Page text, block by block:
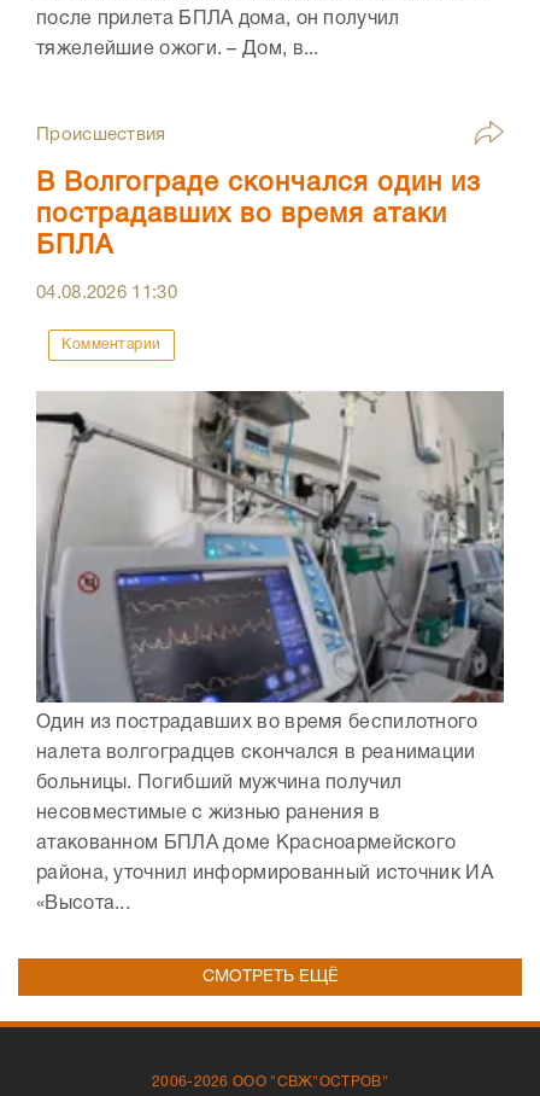
после прилета БПЛА дома, он получил
тяжелейшие ожоги. – Дом, в...
Происшествия
В Волгограде скончался один из
пострадавших во время атаки
БПЛА
04.08.2026 11:30
Комментарии
Один из пострадавших во время беспилотного
налета волгоградцев скончался в реанимации
больницы. Погибший мужчина получил
несовместимые с жизнью ранения в
атакованном БПЛА доме Красноармейского
района, уточнил информированный источник ИА
«Высота...
СМОТРЕТЬ ЕЩЁ
2006-2026 ООО "СВЖ"ОСТРОВ"